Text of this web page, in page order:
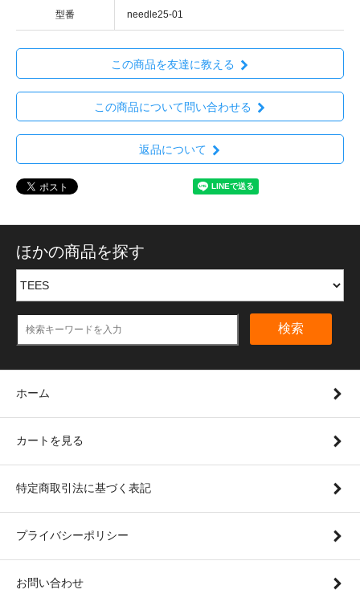
型番 needle25-01
この商品を友達に教える
この商品について問い合わせる
返品について
ほかの商品を探す
検索
ホーム
カートを見る
特定商取引法に基づく表記
プライバシーポリシー
お問い合わせ